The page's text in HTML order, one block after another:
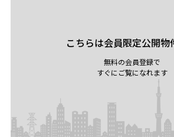
こちらは会員限定公開物
無料の会員登録で
すぐにご覧になれます